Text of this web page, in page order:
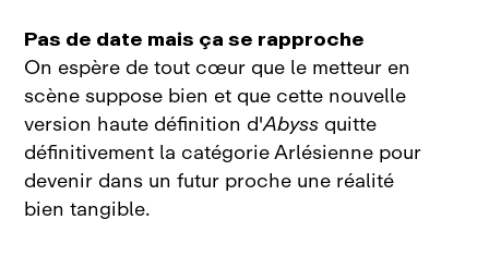
Pas de date mais ça se rapproche
On espère de tout cœur que le metteur en
scène suppose bien et que cette nouvelle
version haute définition d'Abyss quitte
définitivement la catégorie Arlésienne pour
devenir dans un futur proche une réalité
bien tangible.